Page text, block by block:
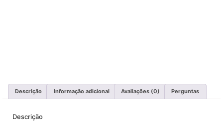
Descrição Informação adicional Avaliações (0) Perguntas
Descrição